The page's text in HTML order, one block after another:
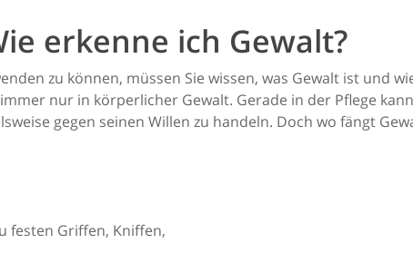
erkenne ich Gewalt?
zu können, müssen Sie wissen, was Gewalt ist und
nur in körperlicher Gewalt. Gerade in der Pflege
gegen seinen Willen zu handeln. Doch wo fängt
festen Griffen, Kniffen,